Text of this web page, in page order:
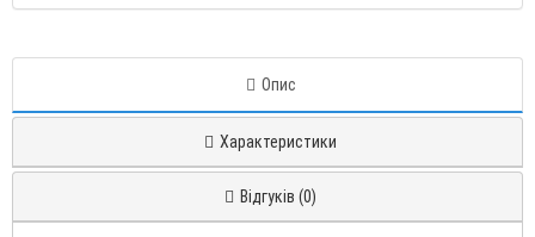
Опис
Характеристики
Відгуків (0)